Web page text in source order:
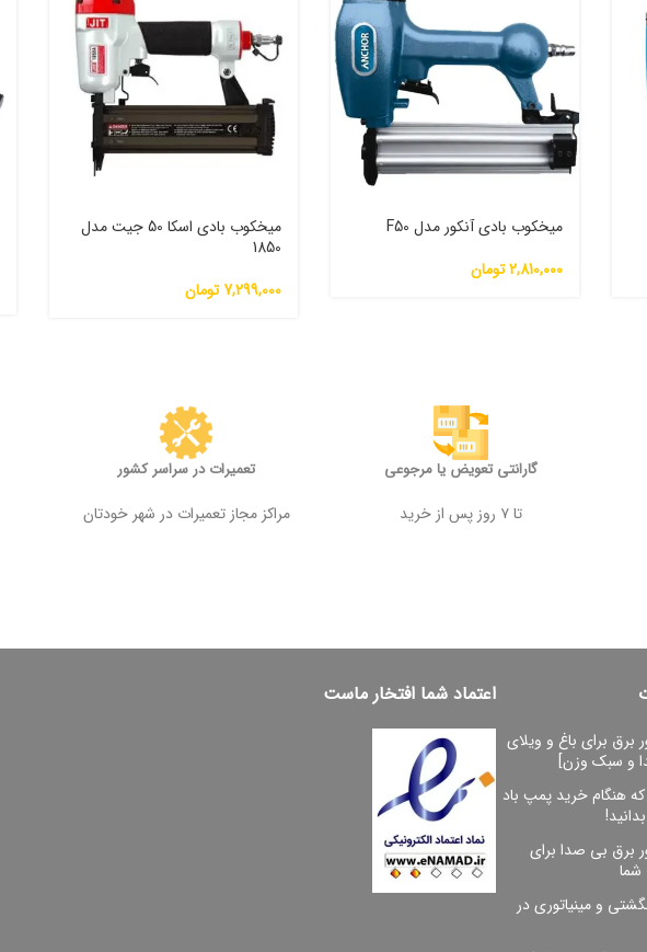
میخکوب بادی آنکور مدل F50
2,810,000تومان
میخکوب بادی اسکا 50 جیت مدل
1850
7,299,000 تومان
گارانتی تعویض یا مرجوعی
تا ۷ روز پس از خرید
تعمیرات در سراسر کشور
مراکز مجاز تعمیرات در شهر خودتان
برق برای باغ و ویلای
و سبک وزن]
هنگام خرید پمپ باد
برق بی صدا برای
و مینیاتوری در
اعتماد شما افتخار ماست